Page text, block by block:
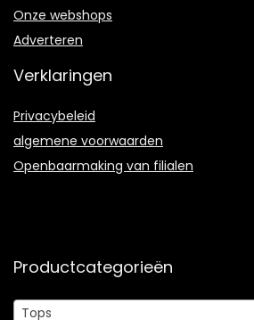
Onze webshops
Adverteren
Verklaringen
Privacybeleid
algemene voorwaarden
Openbaarmaking van filialen
Productcategorieën
Tops